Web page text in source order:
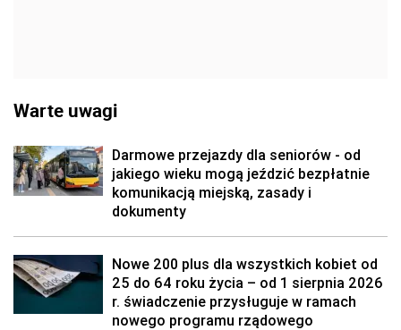
Warte uwagi
Darmowe przejazdy dla seniorów - od
jakiego wieku mogą jeździć bezpłatnie
komunikacją miejską, zasady i
dokumenty
Nowe 200 plus dla wszystkich kobiet od
25 do 64 roku życia – od 1 sierpnia 2026
r. świadczenie przysługuje w ramach
nowego programu rządowego